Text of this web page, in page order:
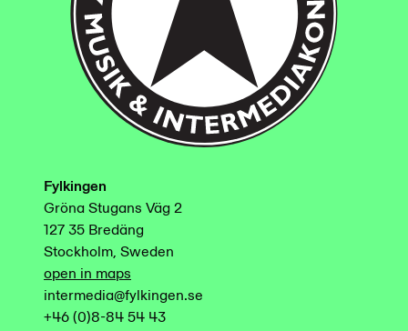
Fylkingen
Gröna Stugans Väg 2
127 35 Bredäng
Stockholm, Sweden
open in maps
intermedia@fylkingen.se
+46 (0)8-84 54 43